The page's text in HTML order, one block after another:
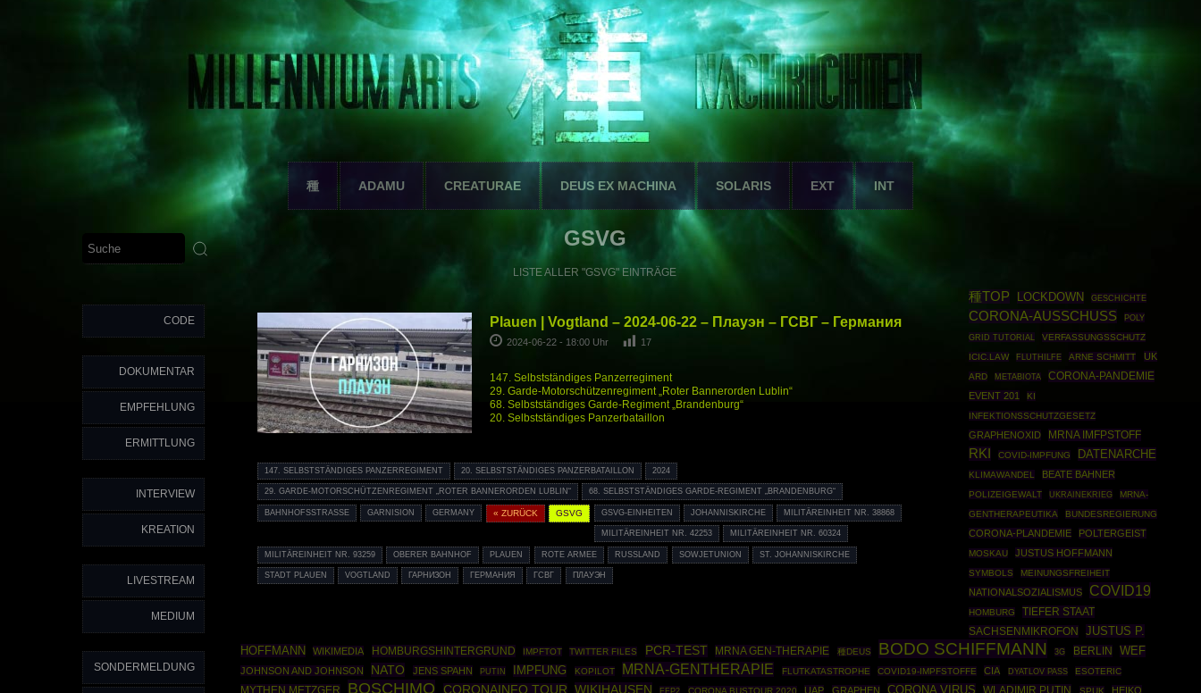
種 ADAMU CREATURAE DEUS EX MACHINA SOLARIS EXT INT
CODE
DOKUMENTAR
EMPFEHLUNG
ERMITTLUNG
INTERVIEW
KREATION
LIVESTREAM
MEDIUM
SONDERMELDUNG
GSVG
LISTE ALLER "GSVG" EINTRÄGE
Plauen | Vogtland – 2024-06-22 – Плауэн – ГСВГ – Германия
2024-06-22 - 18:00 Uhr 17
147. Selbstständiges Panzerregiment
29. Garde-Motorschützenregiment „Roter Bannerorden Lublin“
68. Selbstständiges Garde-Regiment „Brandenburg“
20. Selbstständiges Panzerbataillon
147. SELBSTSTÄNDIGES PANZERREGIMENT 20. SELBSTSTÄNDIGES PANZERBATAILLON 2024
29. GARDE-MOTORSCHÜTZENREGIMENT „ROTER BANNERORDEN LUBLIN“ 68. SELBSTSTÄNDIGES GARDE-REGIMENT „BRANDENBURG“
BAHNHOFSSTRASSE GARNISION GERMANY « ZURÜCK GSVG GSVG-EINHEITEN JOHANNISKIRCHE MILITÄREINHEIT NR. 38868
MILITÄREINHEIT NR. 42253 MILITÄREINHEIT NR. 60324
MILITÄREINHEIT NR. 93259 OBERER BAHNHOF PLAUEN ROTE ARMEE RUSSLAND SOWJETUNION ST. JOHANNISKIRCHE
STADT PLAUEN VOGTLAND ГАРНИЗОН ГЕРМАНИЯ ГСВГ ПЛАУЭН
種TOP LOCKDOWN GESCHICHTE
CORONA-AUSSCHUSS
POLY
GRID TUTORIAL
VERFASSUNGSSCHUTZ
ICIC.LAW
FLUTHILFE ARNE SCHMITT UK
ARD METABIOTA CORONA-PANDEMIE
EVENT 201
KI
INFEKTIONSSCHUTZGESETZ
GRAPHENOXID MRNA IMFPSTOFF
RKI COVID-IMPFUNG DATENARCHE
KLIMAWANDEL BEATE BAHNER
POLIZEIGEWALT UKRAINEKRIEG
MRNA-
GENTHERAPEUTIKA
BUNDESREGIERUNG
CORONA-PLANDEMIE POLTERGEIST
MOSKAU JUSTUS HOFFMANN
SYMBOLS MEINUNGSFREIHEIT
NATIONALSOZIALISMUS COVID19
HOMBURG
TIEFER STAAT
SACHSENMIKROFON
JUSTUS P.
HOFFMANN
WIKIMEDIA HOMBURGSHINTERGRUND IMPFTOT TWITTER FILES PCR-TEST MRNA GEN-THERAPIE 種DEUS BODO SCHIFFMANN 3G BERLIN WEF
JOHNSON AND JOHNSON NATO JENS SPAHN PUTIN IMPFUNG KOPILOT MRNA-GENTHERAPIE FLUTKATASTROPHE COVID19-IMPFSTOFFE CIA DYATLOV PASS ESOTERIC
MYTHEN METZGER BOSCHIMO CORONAINFO TOUR WIKIHAUSEN FFP2 CORONA BUSTOUR 2020 UAP GRAPHEN CORONA VIRUS WLADIMIR PUTIN SPUK
HEIKO